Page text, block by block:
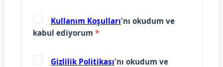
Kullanım Koşulları'nı okudum ve
kabul ediyorum *
Gizlilik Politikası'nı okudum ve